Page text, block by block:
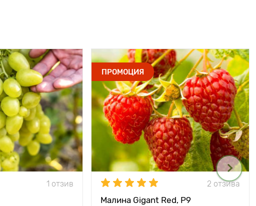
1 отзив
ПРОМОЦИЯ
2 отзива
Малина Gigant Red, Р9